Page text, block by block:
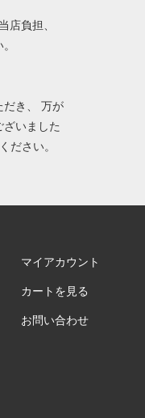
店負担、
だき、 万が
いました
ださい。
マイアカウント
カートを見る
お問い合わせ